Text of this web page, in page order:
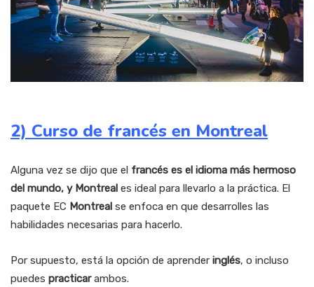
2) Curso de francés en Montreal
Alguna vez se dijo que el francés es el idioma más hermoso
del mundo, y Montreal es ideal para llevarlo a la práctica. El
paquete EC Montreal se enfoca en que desarrolles las
habilidades necesarias para hacerlo.
Por supuesto, está la opción de aprender inglés, o incluso
puedes practicarambos.